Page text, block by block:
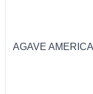
AGAVE